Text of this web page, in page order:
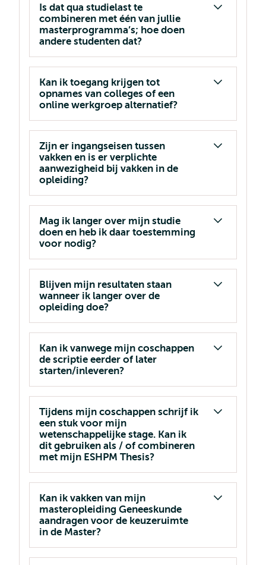
Is dat qua studielast te
combineren met één van jullie
masterprogramma’s; hoe doen
andere studenten dat?
Kan ik toegang krijgen tot
opnames van colleges of een
online werkgroep alternatief?
Zijn er ingangseisen tussen
vakken en is er verplichte
aanwezigheid bij vakken in de
opleiding?
Mag ik langer over mijn studie
doen en heb ik daar toestemming
voor nodig?
Blijven mijn resultaten staan
wanneer ik langer over de
opleiding doe?
Kan ik vanwege mijn coschappen
de scriptie eerder of later
starten/inleveren?
Tijdens mijn coschappen schrijf ik
een stuk voor mijn
wetenschappelijke stage. Kan ik
dit gebruiken als / of combineren
met mijn ESHPM Thesis?
Kan ik vakken van mijn
masteropleiding Geneeskunde
aandragen voor de keuzeruimte
in de Master?